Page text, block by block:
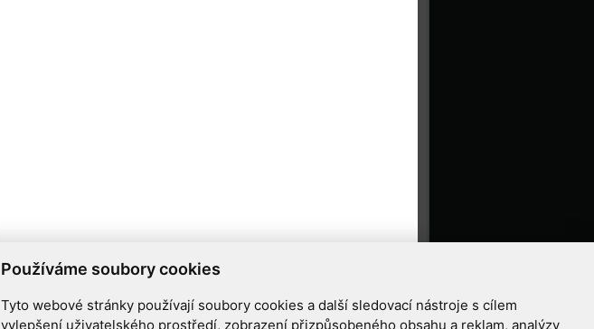
Používáme soubory cookies
Tyto webové stránky používají soubory cookies a další sledovací nástroje s cílem
vylepšení uživatelského prostředí, zobrazení přizpůsobeného obsahu a reklam, analýzy